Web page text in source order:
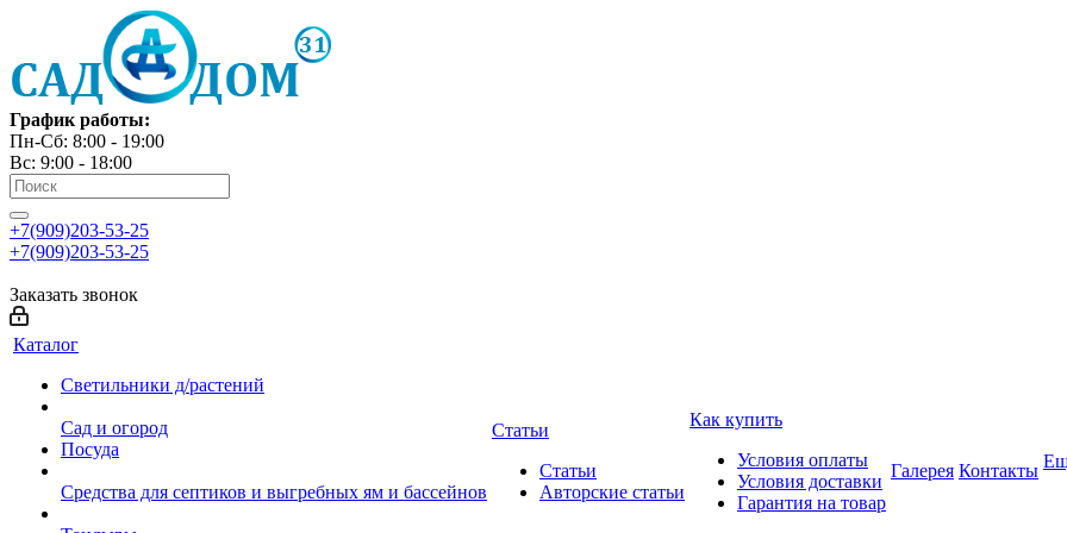
График работы:
Пн-Сб: 8:00 - 19:00
Вс: 9:00 - 18:00
+7(909)203-53-25
+7(909)203-53-25
Заказать звонок
Каталог
Светильники д/растений
Сад и огород
Посуда
Средства для септиков и выгребных ям и бассейнов
Статьи
Статьи
Авторские статьи
Как купить
Условия оплаты
Условия доставки
Гарантия на товар
Галерея Контакты